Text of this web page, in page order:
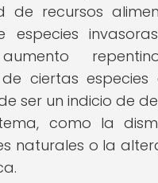
de recursos
especies
ciertas especies
ser un indicio de
como la
naturales o la